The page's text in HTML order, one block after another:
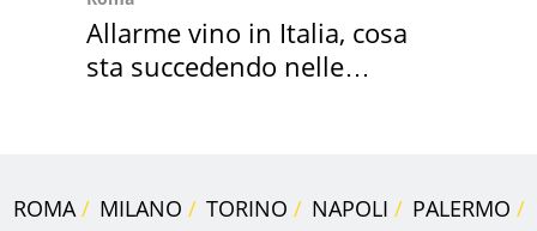
Allarme vino in Italia, cosa
sta succedendo nelle
ROMA MILANO TORINO NAPOLI
PALERMO